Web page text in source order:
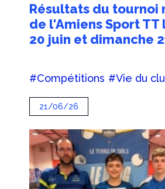
Résultats du tournoi
de l'Amiens Sport TT
20 juin et dimanche
#Compétitions #Vie du
21/06/26